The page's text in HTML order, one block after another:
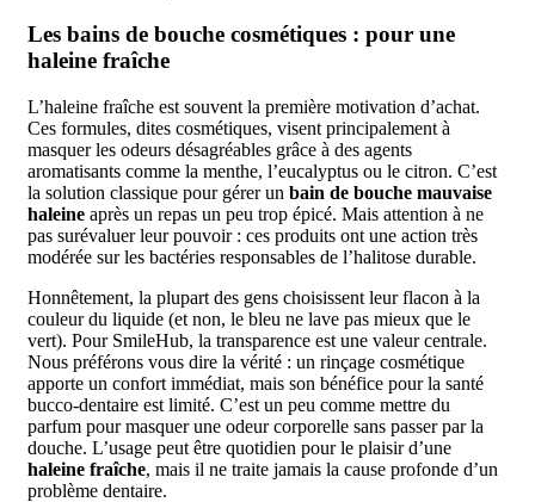
Les bains de bouche cosmétiques : pour une
haleine fraîche
L’haleine fraîche est souvent la première motivation d’achat.
Ces formules, dites cosmétiques, visent principalement à
masquer les odeurs désagréables grâce à des agents
aromatisants comme la menthe, l’eucalyptus ou le citron. C’est
la solution classique pour gérer un bain de bouche mauvaise
haleine après un repas un peu trop épicé. Mais attention à ne
pas surévaluer leur pouvoir : ces produits ont une action très
modérée sur les bactéries responsables de l’halitose durable.
Honnêtement, la plupart des gens choisissent leur flacon à la
couleur du liquide (et non, le bleu ne lave pas mieux que le
vert). Pour SmileHub, la transparence est une valeur centrale.
Nous préférons vous dire la vérité : un rinçage cosmétique
apporte un confort immédiat, mais son bénéfice pour la santé
bucco-dentaire est limité. C’est un peu comme mettre du
parfum pour masquer une odeur corporelle sans passer par la
douche. L’usage peut être quotidien pour le plaisir d’une
haleine fraîche, mais il ne traite jamais la cause profonde d’un
problème dentaire.